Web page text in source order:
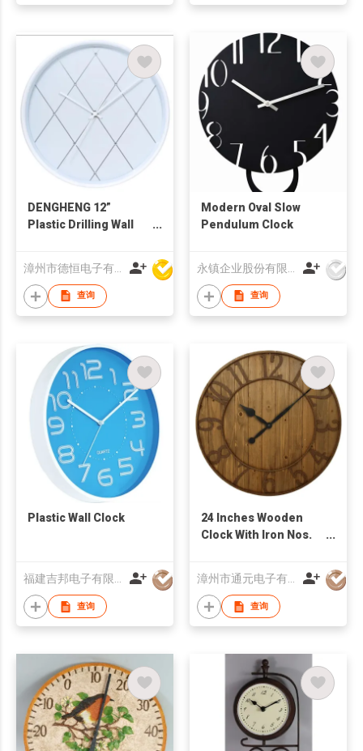
DENGHENG 12”
Plastic Drilling Wall
查询
Modern Oval Slow
Pendulum Clock
查询
Plastic Wall Clock
查询
24 Inches Wooden
Clock With Iron Nos.
查询